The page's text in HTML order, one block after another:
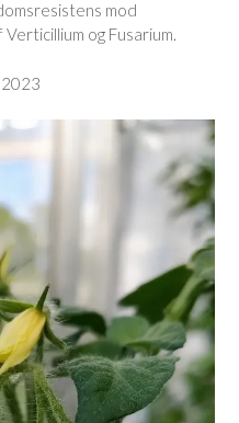
mod
og Fusarium.